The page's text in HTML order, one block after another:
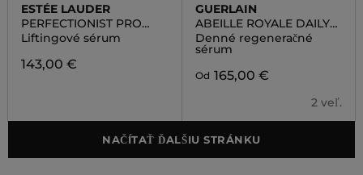
ESTÉE LAUDER
PERFECTIONIST PRO
RAPID FIRM LIFT
TREATMENT
Liftingové sérum
143,00 €
GUERLAIN
ABEILLE ROYALE DAILY
REPAIR SERUM
Denné regeneračné
sérum
Od 165,00 €
2 veľ.
NAČÍTAŤ ĎALŠIU STRÁNKU